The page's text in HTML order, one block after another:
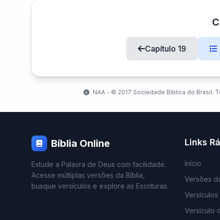
Capítulo 19
NAA - ©️ 2017 Sociedade Bíblica do Brasil.
Bíblia Online
Estude a Palavra de Deus com facilidade.
Acesse múltiplas versões da Bíblia,
busque versículos e explore as Escrituras.
Links
Início
Versões
Versículo